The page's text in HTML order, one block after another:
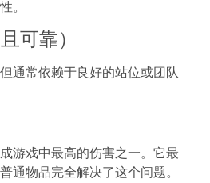
。
可靠）
通常依赖于良好的站位或团队
游戏中最高的伤害之一。它最
通物品完全解决了这个问题。